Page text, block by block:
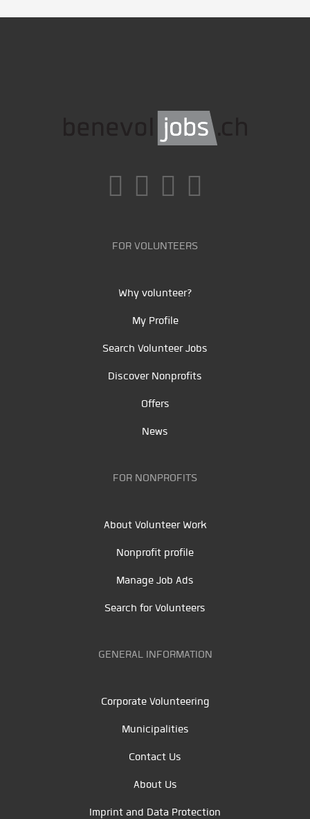
FOR VOLUNTEERS
Why volunteer?
My Profile
Search Volunteer Jobs
Discover Nonprofits
Offers
News
FOR NONPROFITS
About Volunteer Work
Nonprofit profile
Manage Job Ads
Search for Volunteers
GENERAL INFORMATION
Corporate Volunteering
Municipalities
Contact Us
About Us
Imprint and Data Protection